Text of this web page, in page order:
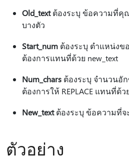
Old_textต้องระบุ ข้อความที่คุ
บางตัว
Start_num ต้องระบุ ตําแหน่งข
ต้องการแทนที่ด้วย new_text
Num_chars ต้องระบุ จํานวนอั
ต้องการให้ REPLACE แทนที่ด้ว
New_textต้องระบุ ข้อความที่จ
ตัวอย่าง